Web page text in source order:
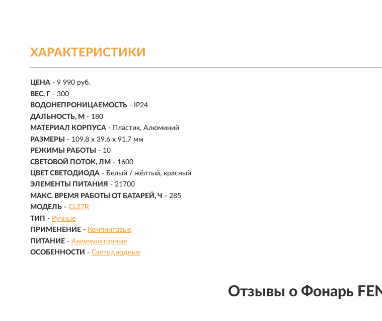
ХАРАКТЕРИСТИКИ
ЦЕНА - 9 990 руб.
ВЕС, Г - 300
ВОДОНЕПРОНИЦАЕМОСТЬ - IP24
ДАЛЬНОСТЬ, М - 180
МАТЕРИАЛ КОРПУСА - Пластик, Алюминий
РАЗМЕРЫ
- 109.8 x 39.6 x 91.7 мм
РЕЖИМЫ РАБОТЫ
- 10
СВЕТОВОЙ ПОТОК, ЛМ - 1600
ЦВЕТ СВЕТОДИОДА - Белый / жёлтый, красный
ЭЛЕМЕНТЫ ПИТАНИЯ - 21700
МАКС. ВРЕМЯ РАБОТЫ ОТ БАТАРЕЙ, Ч - 285
МОДЕЛЬ - CL27R
ТИП - Ручные
ПРИМЕНЕНИЕ - Кемпинговые
ПИТАНИЕ - Аккумуляторные
ОСОБЕННОСТИ - Светодиодные
Отзывы о Фонарь